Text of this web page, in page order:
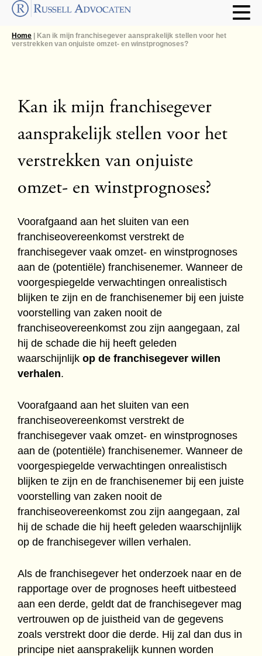
Home | Kan ik mijn franchisegever aansprakelijk stellen voor het
verstrekken van onjuiste omzet- en winstprognoses?
Kan ik mijn franchisegever
aansprakelijk stellen voor het
verstrekken van onjuiste
omzet- en winstprognoses?
Voorafgaand aan het sluiten van een
franchiseovereenkomst verstrekt de
franchisegever vaak omzet- en winstprognoses
aan de (potentiële) franchisenemer. Wanneer de
voorgespiegelde verwachtingen onrealistisch
blijken te zijn en de franchisenemer bij een juiste
voorstelling van zaken nooit de
franchiseovereenkomst zou zijn aangegaan, zal
hij de schade die hij heeft geleden
waarschijnlijk op de franchisegever willen
verhalen.
Voorafgaand aan het sluiten van een
franchiseovereenkomst verstrekt de
franchisegever vaak omzet- en winstprognoses
aan de (potentiële) franchisenemer. Wanneer de
voorgespiegelde verwachtingen onrealistisch
blijken te zijn en de franchisenemer bij een juiste
voorstelling van zaken nooit de
franchiseovereenkomst zou zijn aangegaan, zal
hij de schade die hij heeft geleden waarschijnlijk
op de franchisegever willen verhalen.
Als de franchisegever het onderzoek naar en de
rapportage over de prognoses heeft uitbesteed
aan een derde, geldt dat de franchisegever mag
vertrouwen op de juistheid van de gegevens
zoals verstrekt door die derde. Hij zal dan dus in
principe niet aansprakelijk kunnen worden